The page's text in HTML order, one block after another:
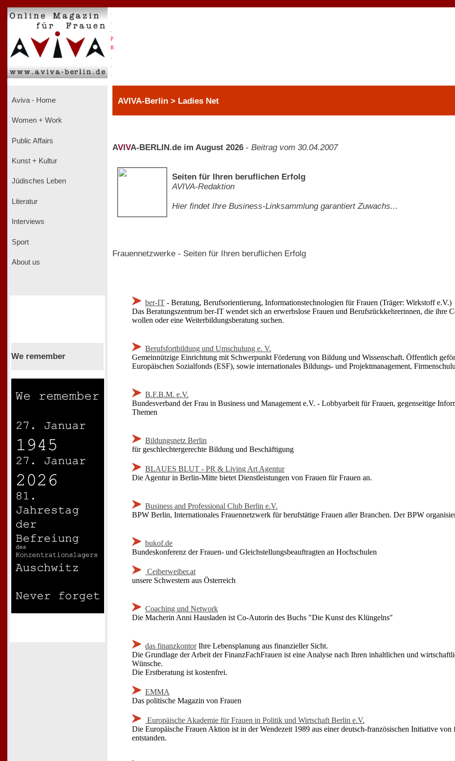
P
R
Aviva - Home
Women + Work
Public Affairs
Kunst + Kultur
Jüdisches Leben
Literatur
Interviews
Sport
About us
We remember
AVIVA-Berlin > Ladies Net
AV VA-BERLIN.de im August 2026 - Beitrag vom 30.04.2007
Seiten für Ihren beruflichen Erfolg
AVIVA-Redaktion
Hier findet Ihre Business-Linksammlung garantiert Zuwachs...
Frauennetzwerke - Seiten für Ihren beruflichen Erfolg
ber-IT - Beratung, Berufsorientierung, Informationstechnologien für Frauen (Träger: Wirkstoff e.V.)
Das Beratungszentrum ber-IT wendet sich an erwerbslose Frauen und Berufsrückkehrerinnen, die ihre
wollen oder eine Weiterbildungsberatung suchen.
Berufsfortbildung und Umschulung e. V.
Gemeinnützige Einrichtung mit Schwerpunkt Förderung von Bildung und Wissenschaft. Öffentlich
Europäischen Sozialfonds (ESF), sowie internationales Bildungs- und Projektmanagement,
B.F.B.M. e.V.
Bundesverband der Frau in Business und Management e.V. - Lobbyarbeit für Frauen, gegenseitige
Themen
Bildungsnetz Berlin
für geschlechtergerechte Bildung und Beschäftigung
BLAUES BLUT - PR & Living Art Agentur
Die Agentur in Berlin-Mitte bietet Dienstleistungen von Frauen für Frauen an.
Business and Professional Club Berlin e.V.
BPW Berlin, Internationales Frauennetzwerk für berufstätige Frauen aller Branchen. Der BPW
bukof.de
Bundeskonferenz der Frauen- und Gleichstellungsbeauftragten an Hochschulen
Ceiberweiber.at
unsere Schwestern aus Österreich
Coaching und Network
Die Macherin Anni Hausladen ist Co-Autorin des Buchs "Die Kunst des Klüngelns"
das finanzkontorIhre Lebensplanung aus finanzieller Sicht.
Die Grundlage der Arbeit der FinanzFachFrauen ist eine Analyse nach Ihren inhaltlichen und
Wünsche.
Die Erstberatung ist kostenfrei.
EMMA
Das politische Magazin von Frauen
Europäische Akademie für Frauen in Politik und Wirtschaft Berlin e.V.
Die Europäische Frauen Aktion ist in der Wendezeit 1989 aus einer deutsch-französischen Initiative
entstanden.